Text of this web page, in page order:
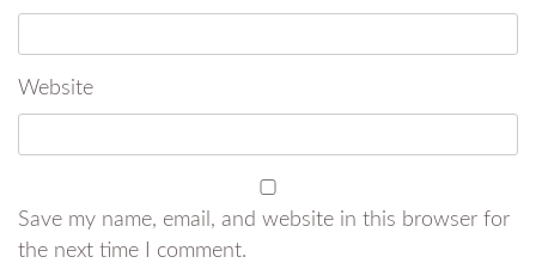
Website
Save my name, email, and website in this browser for
the next time I comment.